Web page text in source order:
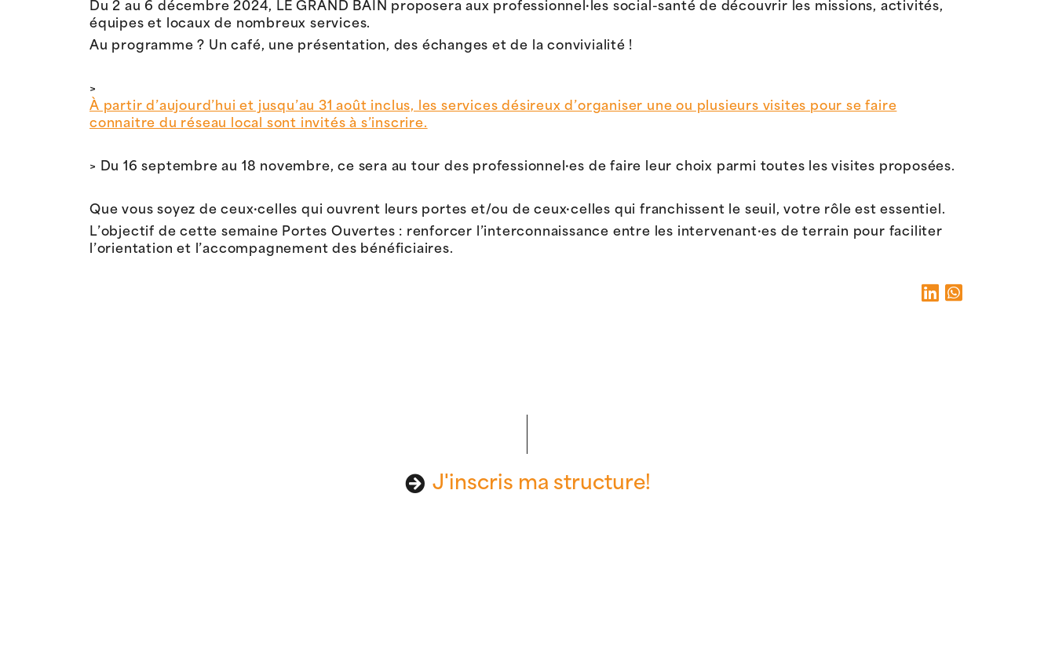
Du 2 au 6 décembre 2024, LE GRAND BAIN proposera aux professionnel·les social-santé de découvrir les missions, activités,
équipes et locaux de nombreux services.
Au programme ? Un café, une présentation, des échanges et de la convivialité !
>
À partir d’aujourd’hui et jusqu’au 31 août inclus, les services désireux d’organiser une ou plusieurs visites pour se faire
connaitre du réseau local sont invités à s’inscrire.
> Du 16 septembre au 18 novembre, ce sera au tour des professionnel·es de faire leur choix parmi toutes les visites proposées.
Que vous soyez de ceux·celles qui ouvrent leurs portes et/ou de ceux·celles qui franchissent le seuil, votre rôle est essentiel.
L’objectif de cette semaine Portes Ouvertes : renforcer l’interconnaissance entre les intervenant·es de terrain pour faciliter
l’orientation et l’accompagnement des bénéficiaires.
J'inscris ma structure!